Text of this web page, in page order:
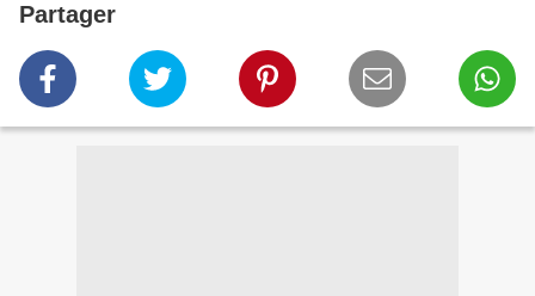
Partager